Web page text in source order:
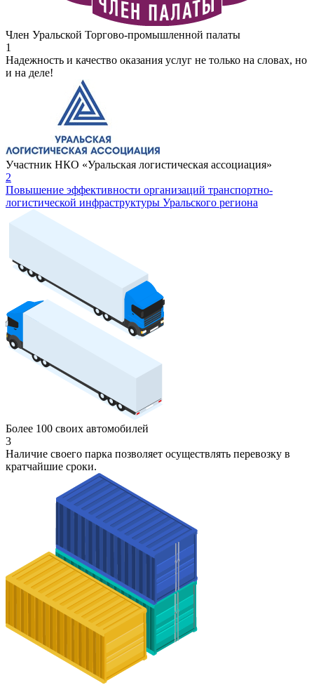
Член Уральской Торгово-промышленной палаты
1
Надежность и качество оказания услуг не только на словах, но
и на деле!
Участник НКО «Уральская логистическая ассоциация»
2
Повышение эффективности организаций транспортно-
логистической инфраструктуры Уральского региона
Более 100 своих автомобилей
3
Наличие своего парка позволяет осуществлять перевозку в
кратчайшие сроки.